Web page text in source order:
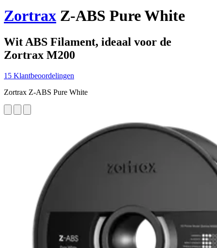
Zortrax Z-ABS Pure White
Wit ABS Filament, ideaal voor de
Zortrax M200
15 Klantbeoordelingen
Zortrax Z-ABS Pure White